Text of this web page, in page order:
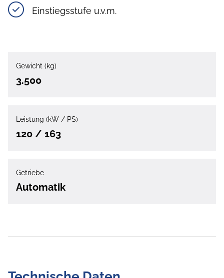
Einstiegsstufe u.v.m.
Gewicht (kg)
3.500
Leistung (kW / PS)
120 / 163
Getriebe
Automatik